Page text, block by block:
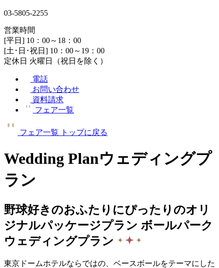
03-5805-2255
営業時間
[平日] 10：00～18：00
[土･日･祝日] 10：00～19：00
定休日 火曜日（祝日を除く）
電話
お問い合わせ
資料請求
フェア一覧
フェア一覧 トップに戻る
Wedding Planウェディングプ
ラン
野球好きのおふたりにぴったりのオリ
ジナルパッケージプラン ボールパーク
ウェディングプラン
東京ドームホテルならではの、ベースボールをテーマにした